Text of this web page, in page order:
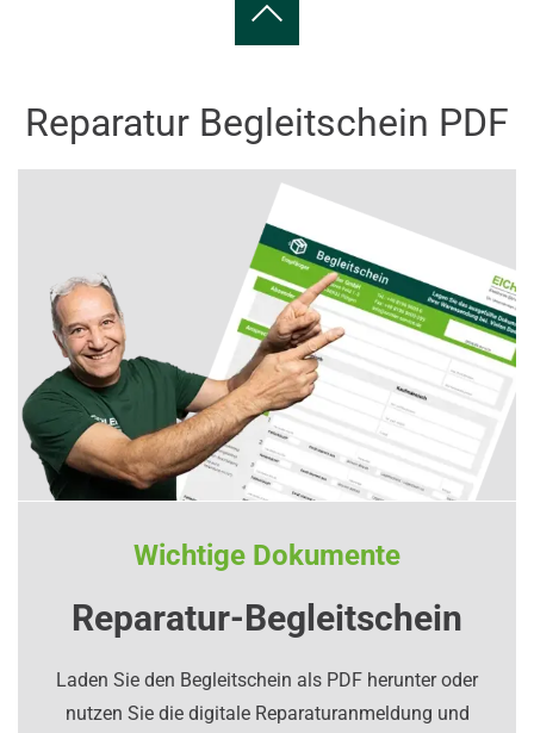
Reparatur Begleitschein PDF
Wichtige Dokumente
Reparatur-Begleitschein
Laden Sie den Begleitschein als PDF herunter oder
nutzen Sie die digitale Reparaturanmeldung und